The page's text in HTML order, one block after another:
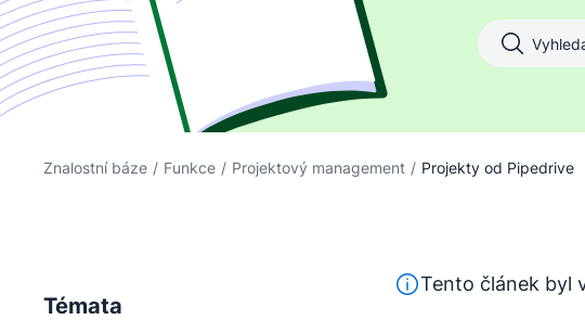
Znalostní báze / Funkce / Projektový management / Projekty od Pipedrive
Témata
Tento text byl
Tento článek byl